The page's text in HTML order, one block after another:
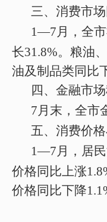
三、消费市
1—7月 ，全
长31.8%。 粮油
油及制品类同比
四、 金融市场
7月末， 全市
五、 消费价格
1—7月 ，居
价格同比上涨1.8
价格同比下降